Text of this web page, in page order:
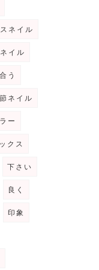
ネイル
イル
う
ネイル
ー
クス
下さい
良く
印象